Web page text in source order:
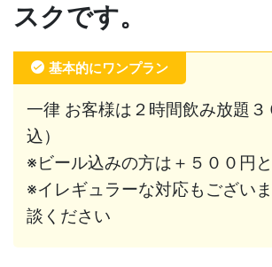
スクです。
基本的にワンプラン
一律 お客様は２時間飲み放題
込）
※ビール込みの方は＋５００円と
※イレギュラーな対応もござい
談ください